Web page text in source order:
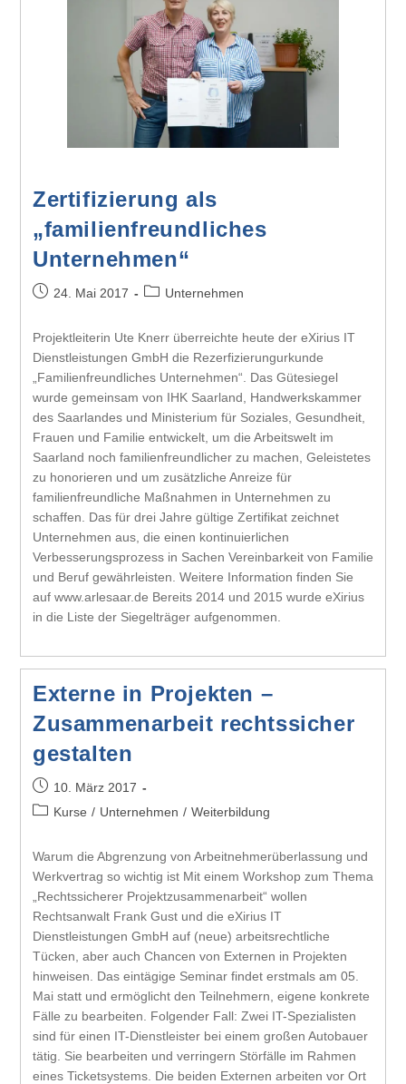
Zertifizierung als
„familienfreundliches
Unternehmen“
24. Mai 2017 Unternehmen
Projektleiterin Ute Knerr überreichte heute der eXirius IT
Dienstleistungen GmbH die Rezerfizierungurkunde
„Familienfreundliches Unternehmen“. Das Gütesiegel
wurde gemeinsam von IHK Saarland, Handwerkskammer
des Saarlandes und Ministerium für Soziales, Gesundheit,
Frauen und Familie entwickelt, um die Arbeitswelt im
Saarland noch familienfreundlicher zu machen, Geleistetes
zu honorieren und um zusätzliche Anreize für
familienfreundliche Maßnahmen in Unternehmen zu
schaffen. Das für drei Jahre gültige Zertifikat zeichnet
Unternehmen aus, die einen kontinuierlichen
Verbesserungsprozess in Sachen Vereinbarkeit von Familie
und Beruf gewährleisten. Weitere Information finden Sie
auf www.arlesaar.de Bereits 2014 und 2015 wurde eXirius
in die Liste der Siegelträger aufgenommen.
Externe in Projekten –
Zusammenarbeit rechtssicher
gestalten
10. März 2017
Kurse / Unternehmen / Weiterbildung
Warum die Abgrenzung von Arbeitnehmerüberlassung und
Werkvertrag so wichtig ist Mit einem Workshop zum Thema
„Rechtssicherer Projektzusammenarbeit“ wollen
Rechtsanwalt Frank Gust und die eXirius IT
Dienstleistungen GmbH auf (neue) arbeitsrechtliche
Tücken, aber auch Chancen von Externen in Projekten
hinweisen. Das eintägige Seminar findet erstmals am 05.
Mai statt und ermöglicht den Teilnehmern, eigene konkrete
Fälle zu bearbeiten. Folgender Fall: Zwei IT-Spezialisten
sind für einen IT-Dienstleister bei einem großen Autobauer
tätig. Sie bearbeiten und verringern Störfälle im Rahmen
eines Ticketsystems. Die beiden Externen arbeiten vor Ort